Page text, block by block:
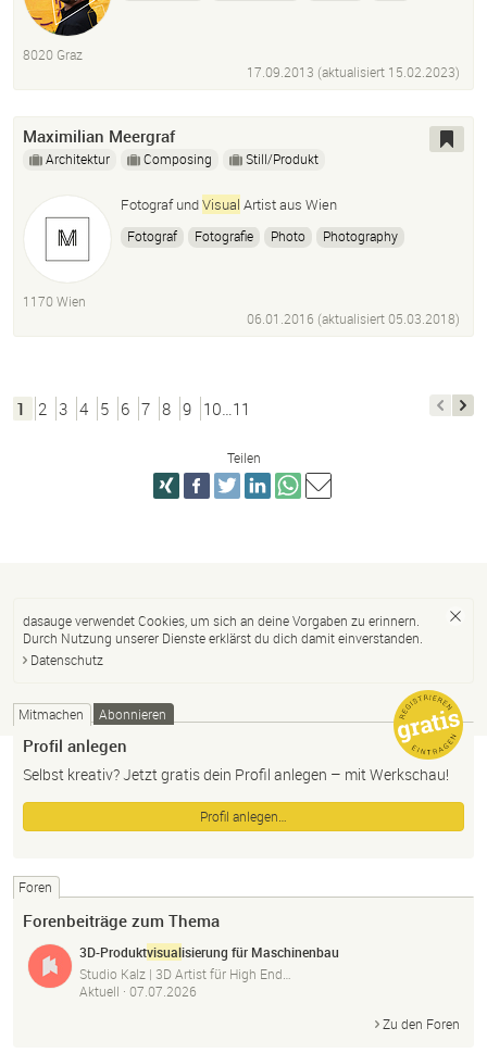
8020 Graz
17.09.2013 (aktualisiert 15.02.2023)
Maximilian Meergraf
Architektur Composing Still/Produkt
Fotograf undVisual Artist aus Wien
Fotograf Fotografie Photo
Photography
Film Entwicklung Dozent
1170 Wien
06.01.2016 (aktualisiert05.03.2018)
1 2 3 4 5 6 7 8 9 10…11
Teilen
dasauge verwendet Cookies, um sich an deine Vorgaben zu erinnern.
Durch Nutzung unserer Dienste erklärst du dich damit einverstanden.
Datenschutz
Mitmachen Abonnieren
Profil anlegen
Selbst kreativ? Jetzt gratis dein Profil anlegen – mit Werkschau!
Profil anlegen…
Foren
Forenbeiträge zum Thema
3D-Produktvisualisierung für Maschinenbau
Studio Kalz | 3D Artist für High End…
Aktuell · 07.07.2026
Zu den Foren